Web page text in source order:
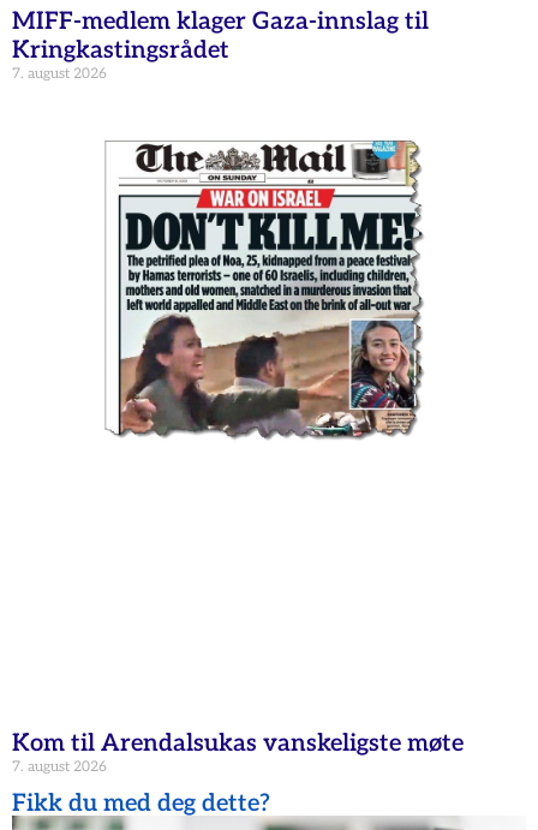
MIFF-medlem klager Gaza-innslag til
Kringkastingsrådet
7. august 2026
Kom til Arendalsukas vanskeligste møte
7. august 2026
Fikk du med deg dette?